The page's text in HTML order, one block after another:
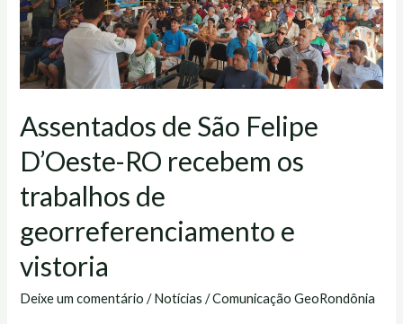
Assentados de São Felipe
D’Oeste-RO recebem os
trabalhos de
georreferenciamento e
vistoria
Deixe um comentário /Notícias /Comunicação GeoRondônia
RO
recebem
os
trabalhos
de
georreferenciamento
vistoria